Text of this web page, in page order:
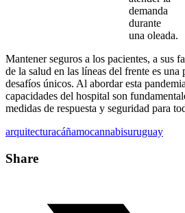
demanda
durante
una oleada.
Mantener seguros a los pacientes, a sus
de la salud en las líneas del frente es
desafíos únicos. Al abordar esta
capacidades del hospital son
medidas de respuesta y seguridad para
arquitecturacáñamocannabisuruguay
Share